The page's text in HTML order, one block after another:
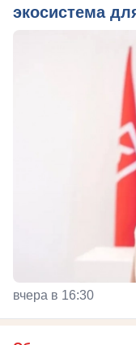
экосистема
вчера в 16:30